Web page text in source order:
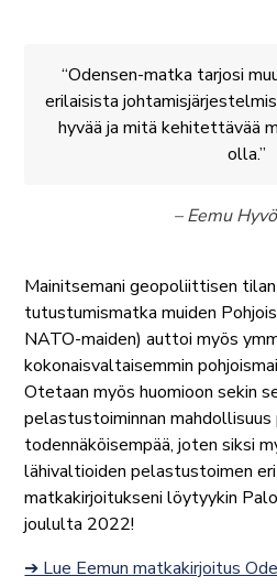
Odensen-matka tarjosi
erilaisista
hyvää ja mitä kehitettävää
olla.
– Eemu
Mainitsemani geopoliittisen
tutustumismatka muiden
NATO-maiden) auttoi myös
kokonaisvaltaisemmin
Otetaan myös huomioon sekin
pelastustoiminnan
todennäköisempää, joten siksi
lähivaltioiden pelastustoimen
matkakirjoitukseni löytyykin
joululta 2022!
➔ Lue Eemun matkakirjoitus